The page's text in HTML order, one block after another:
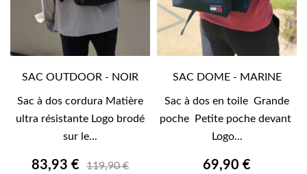
SAC OUTDOOR - NOIR
Sac à dos cordura Matière
ultra résistante Logo brodé
sur le...
83,93 € 119,90 €
SAC DOME - MARINE
Sac à dos en toile Grande
poche Petite poche devant
Logo...
69,90 €